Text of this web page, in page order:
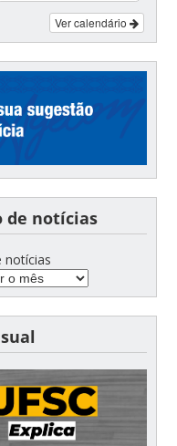
Ver calendário
de notícias
notícias